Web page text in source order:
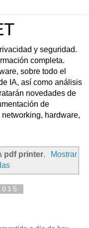
y seguridad.
completa.
sobre todo el
IA, así como análisis
novedades de
de
hardware,
pdf printer.
Mostrar